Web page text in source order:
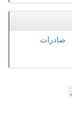
صادرات